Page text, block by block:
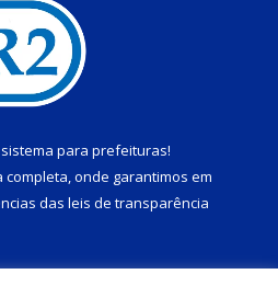
sistema para prefeituras!
completa, onde garantimos em
das leis de transparência